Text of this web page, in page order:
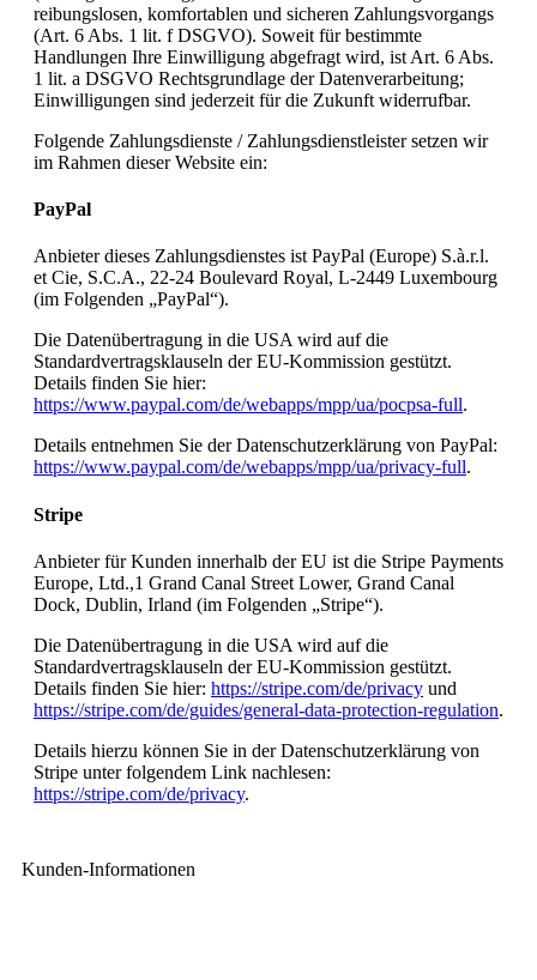
reibungslosen, komfortablen und sicheren Zahlungsvorgangs
(Art. 6 Abs. 1 lit. f DSGVO). Soweit für bestimmte
Handlungen Ihre Einwilligung abgefragt wird, ist Art. 6 Abs.
1 lit. a DSGVO Rechtsgrundlage der Datenverarbeitung;
Einwilligungen sind jederzeit für die Zukunft widerrufbar.
Folgende Zahlungsdienste / Zahlungsdienstleister setzen wir
im Rahmen dieser Website ein:
PayPal
Anbieter dieses Zahlungsdienstes ist PayPal (Europe) S.à.r.l.
et Cie, S.C.A., 22-24 Boulevard Royal, L-2449 Luxembourg
(im Folgenden „PayPal“).
Die Datenübertragung in die USA wird auf die
Standardvertragsklauseln der EU-Kommission gestützt.
Details finden Sie hier:
https://www.paypal.com/de/webapps/mpp/ua/pocpsa-full.
Details entnehmen Sie der Datenschutzerklärung von PayPal:
https://www.paypal.com/de/webapps/mpp/ua/privacy-full.
Stripe
Anbieter für Kunden innerhalb der EU ist die Stripe Payments
Europe, Ltd.,1 Grand Canal Street Lower, Grand Canal
Dock, Dublin, Irland (im Folgenden „Stripe“).
Die Datenübertragung in die USA wird auf die
Standardvertragsklauseln der EU-Kommission gestützt.
Details finden Sie hier: https://stripe.com/de/privacy und
https://stripe.com/de/guides/general-data-protection-regulation.
Details hierzu können Sie in der Datenschutzerklärung von
Stripe unter folgendem Link nachlesen:
https://stripe.com/de/privacy.
Kunden-Informationen